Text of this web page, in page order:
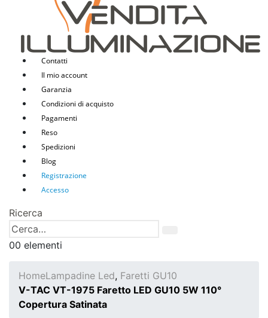
Contatti
Il mio account
Garanzia
Condizioni di acquisto
Pagamenti
Reso
Spedizioni
Blog
Registrazione
Accesso
Ricerca
00 elementi
HomeLampadine Led, Faretti GU10
V-TAC VT-1975 Faretto LED GU10 5W 110°
Copertura Satinata